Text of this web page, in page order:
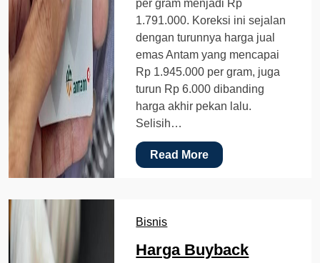
per gram menjadi Rp
1.791.000. Koreksi ini sejalan
dengan turunnya harga jual
emas Antam yang mencapai
Rp 1.945.000 per gram, juga
turun Rp 6.000 dibanding
harga akhir pekan lalu.
Selisih…
Read More
Bisnis
Harga Buyback